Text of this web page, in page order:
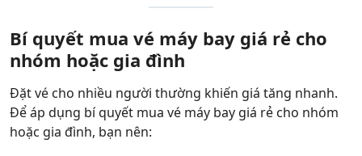
Bí quyết mua vé máy bay giá rẻ cho
nhóm hoặc gia đình
Đặt vé cho nhiều người thường khiến giá tăng nhanh.
Để áp dụng bí quyết mua vé máy bay giá rẻ cho nhóm
hoặc gia đình, bạn nên: